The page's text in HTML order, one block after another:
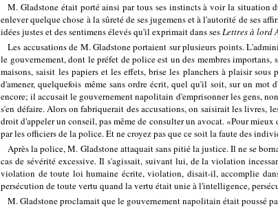
M. Gladstone était porté ainsi par tous ses instincts à voir la situation
enlever quelque chose à la sûreté de ses jugemens et à l'autorité de ses
idées justes et des sentimens élevés qu'il exprimait dans sesLettres à lord
Les accusations de M. Gladstone portaient sur plusieurs points.
le gouvernement, dont le préfet de police est un des membres
maisons, saisit les papiers et les effets, brise les planchers à plaisir
d'amener, quelquefois même sans ordre écrit, quel qu'il soit, sur un
encore; il accusait le gouvernement napolitain d'emprisonner les gens,
s'en défaire. Alors on fabriquerait des accusations, on saisirait les livres,
droit d'appeler un conseil, pas même de consulter un avocat. «Pour
par les officiers de la police. Et ne croyez pas que ce soit la faute des
Après la police, M. Gladstone attaquait sans pitié la justice. Il ne se
cas de sévérité excessive. Il s'agissait, suivant lui, de la violation
violation de toute loi humaine écrite, violation, disait-il, accomplie
persécution de toute vertu quand la vertu était unie à l'intelligence,
M. Gladstone proclamait que le gouvernement napolitain était poussé